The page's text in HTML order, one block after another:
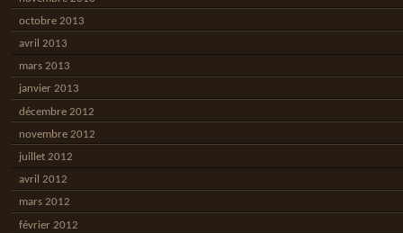
octobre 2013
avril 2013
mars 2013
janvier 2013
décembre 2012
novembre 2012
juillet 2012
avril 2012
mars 2012
février 2012